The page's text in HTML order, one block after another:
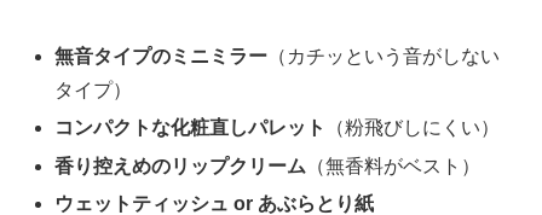
無音タイプのミニミラー （カチッという音がしない
タイプ）
コンパクトな化粧直しパレット
（粉飛びしにくい）
香り控えめのリップクリーム （無香料がベスト）
ウェットティッシュ or あぶらとり紙